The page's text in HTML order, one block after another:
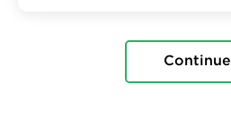
Continue